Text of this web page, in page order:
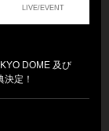
LIVE/EVENT
DOME 及び
定！